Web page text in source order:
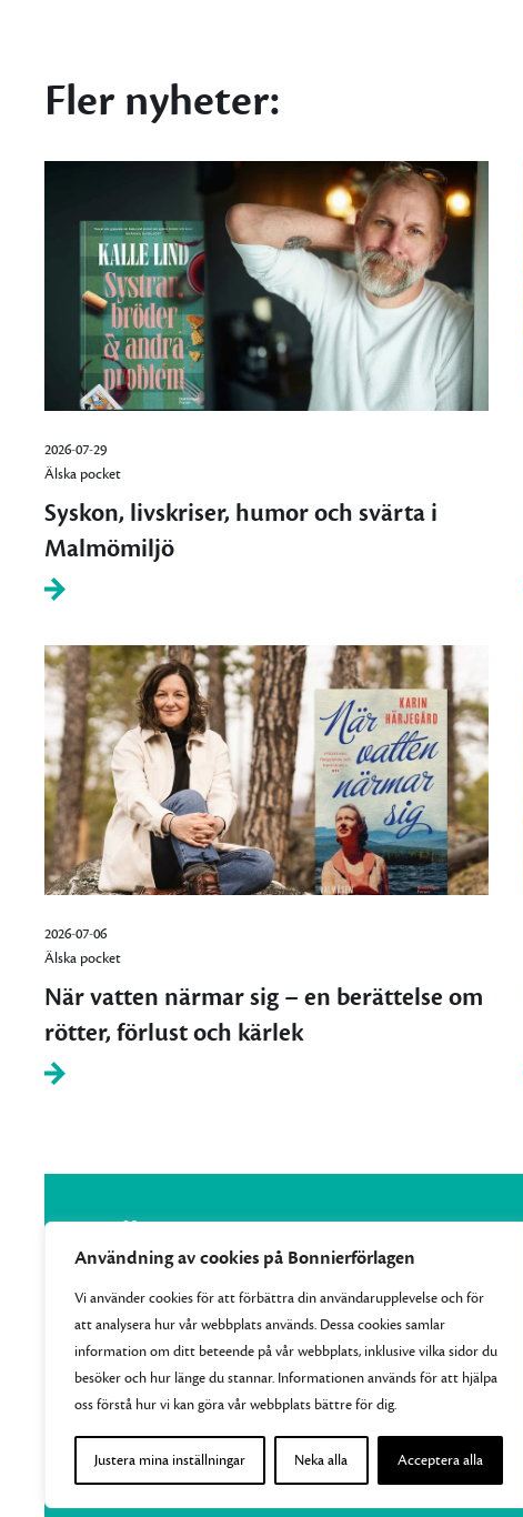
Användning av cookies på Bonnierförlagen
Vi använder cookies för att förbättra din användarupplevelse och för
att analysera hur vår webbplats används. Dessa cookies samlar
information om ditt beteende på vår webbplats, inklusive vilka sidor du
besöker och hur länge du stannar. Informationen används för att hjälpa
oss förstå hur vi kan göra vår webbplats bättre för dig.
Justera mina inställningar Neka alla Acceptera alla
Fler nyheter:
2026-07-29
Älska pocket
Syskon, livskriser, humor och svärta i
Malmömiljö
2026-07-06
Älska pocket
När vatten närmar sig – en berättelse om
rötter, förlust och kärlek
Vi samlar Bonnierförlagens pocketutgivning och ger
varje månad ut 10–15 nya efterlängtade titlar.